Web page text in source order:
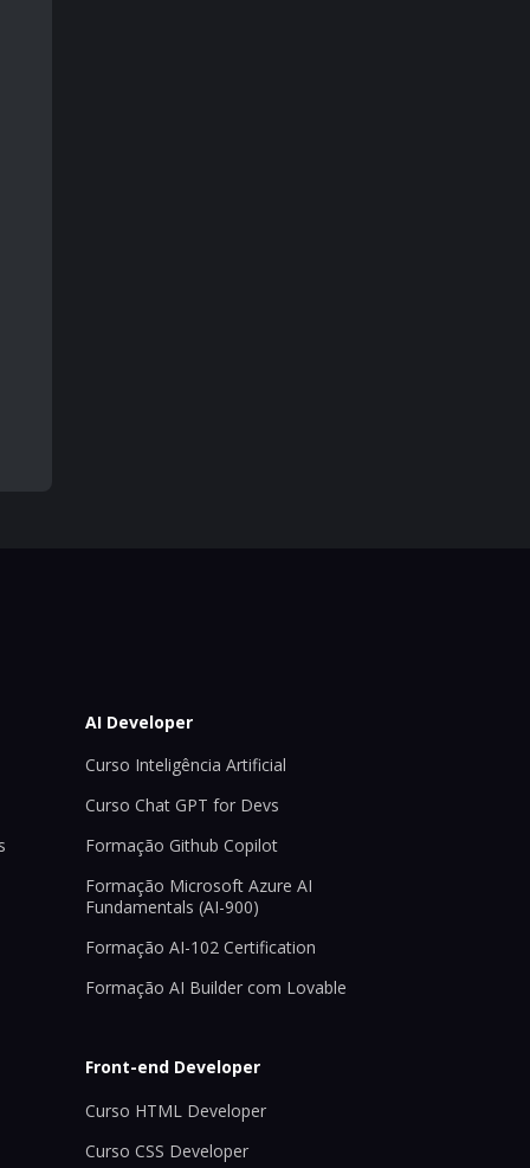
AI Developer
Curso Inteligência Artificial
Curso Chat GPT for Devs
Formação Github Copilot
Formação Microsoft Azure AI
Fundamentals (AI-900)
Formação AI-102 Certification
Formação AI Builder com Lovable
Front-end Developer
Curso HTML Developer
Curso CSS Developer